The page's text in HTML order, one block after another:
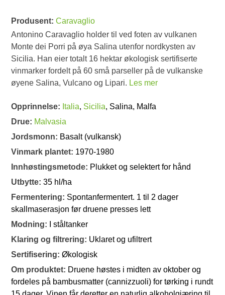
Produsent:Caravaglio
Antonino Caravaglio holder til ved foten av vulkanen
Monte dei Porri på øya Salina utenfor nordkysten av
Sicilia. Han eier totalt 16 hektar økologisk sertifiserte
vinmarker fordelt på 60 små parseller på de vulkanske
øyene Salina, Vulcano og Lipari. Les mer
Opprinnelse: Italia, Sicilia, Salina, Malfa
Drue: Malvasia
Jordsmonn: Basalt (vulkansk)
Vinmark plantet: 1970-1980
Innhøstingsmetode: Plukket og selektert for hånd
Utbytte:35 hl/ha
Fermentering: Spontanfermentert. 1 til 2 dager
skallmaserasjon før druene presses lett
Modning:
I ståltanker
Klaring og filtrering: Uklaret og ufiltrert
Sertifisering:Økologisk
Om produktet: Druene høstes i midten av oktober og
fordeles på bambusmatter (cannizzuoli) for tørking i rundt